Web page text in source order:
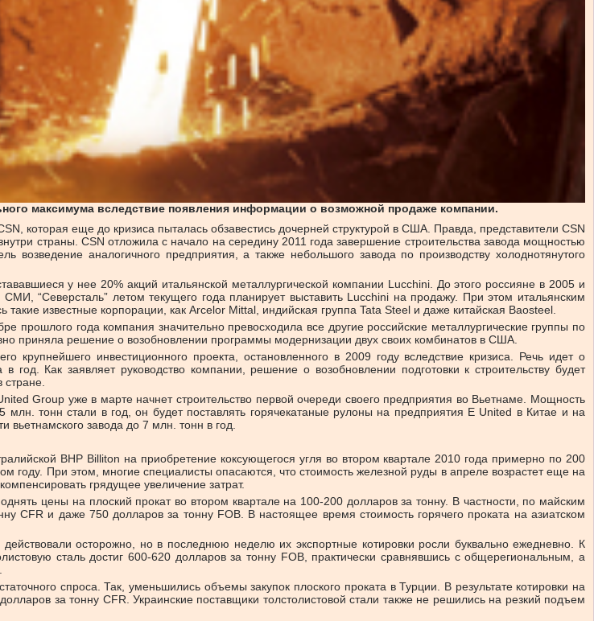
максимума вследствие появления информации о возможной продаже компании.
которая еще до кризиса пыталась обзавестись дочерней структурой в США. Правда, представители CSN
страны. CSN отложила с начало на середину 2011 года завершение строительства завода мощностью
аналогичного предприятия, а также небольшого завода по производству холоднотянутого
у нее 20% акций итальянской металлургической компании Lucchini. До этого россияне в 2005 и
“Северсталь” летом текущего года планирует выставить Lucchini на продажу. При этом итальянским
известные корпорации, как Arcelor Mittal, индийская группа Tata Steel и даже китайская Baosteel.
года компания значительно превосходила все другие российские металлургические группы по
приняла решение о возобновлении программы модернизации двух своих комбинатов в США.
крупнейшего инвестиционного проекта, остановленного в 2009 году вследствие кризиса. Речь идет о
год. Как заявляет руководство компании, решение о возобновлении подготовки к строительству будет
Group уже в марте начнет строительство первой очереди своего предприятия во Вьетнаме. Мощность
млн. тонн стали в год, он будет поставлять горячекатаные рулоны на предприятия E United в Китае и на
завода до 7 млн. тонн в год.
BHP Billiton на приобретение коксующегося угля во втором квартале 2010 года примерно по 200
При этом, многие специалисты опасаются, что стоимость железной руды в апреле возрастет еще на
грядущее увеличение затрат.
цены на плоский прокат во втором квартале на 100-200 долларов за тонну. В частности, по майским
CFR и даже 750 долларов за тонну FOB. В настоящее время стоимость горячего проката на азиатском
осторожно, но в последнюю неделю их экспортные котировки росли буквально ежедневно. К
сталь достиг 600-620 долларов за тонну FOB, практически сравнявшись с общерегиональным, а
спроса. Так, уменьшились объемы закупок плоского проката в Турции. В результате котировки на
за тонну CFR. Украинские поставщики толстолистовой стали также не решились на резкий подъем